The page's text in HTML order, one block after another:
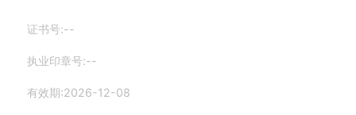
证书号:--
执业印章号:--
有效期:2026-12-08